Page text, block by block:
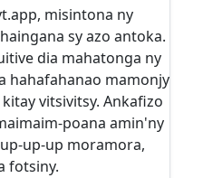
misintona ny
sy azo antoka.
dia mahatonga ny
hahafahanao mamonjy
vitsivitsy. Ankafizo
poana amin'ny
up-up moramora,
fotsiny.